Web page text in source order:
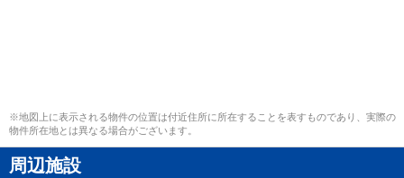
※地図上に表示される物件の位置は付近住所に所在することを表すものであり、実際の
物件所在地とは異なる場合がございます。
周辺施設